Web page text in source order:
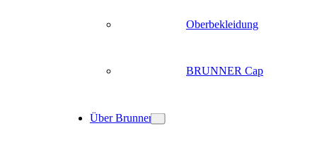
Oberbekleidung
BRUNNER Cap
Über Brunner